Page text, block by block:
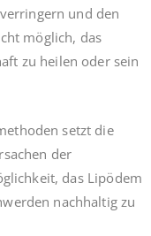
und den
möglich, das
zu heilen oder sein
setzt die
der
das Lipödem
nachhaltig zu